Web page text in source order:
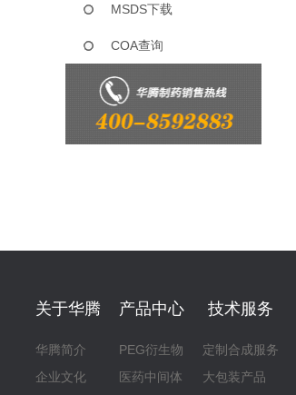
MSDS下载
COA查询
关于华腾
华腾简介
企业文化
产品中心
PEG衍生物
医药中间体
技术服务
定制合成服务
大包装产品